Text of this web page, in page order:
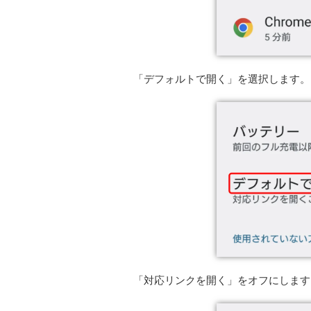
「デフォルトで開く」を選択します。
「対応リンクを開く」をオフにしま